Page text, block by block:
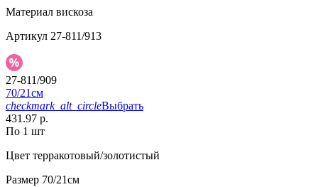
Материал вискоза
Артикул 27-811/913
27-811/909
70/21см
checkmark_alt_circleВыбрать
431.97 р.
По 1 шт
Цвет терракотовый/золотистый
Размер 70/21см